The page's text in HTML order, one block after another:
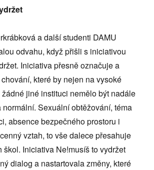
a další studenti DAMU
odvahu, když přišli s iniciativou
Iniciativa přesně označuje a
které by nejen na vysoké
jiné instituci nemělo být nadále
Sexuální obtěžování, téma
absence bezpečného prostoru i
vztah, to vše dalece přesahuje
škol. Iniciativa Ne!musíš to vydržet
dialog a nastartovala změny, které